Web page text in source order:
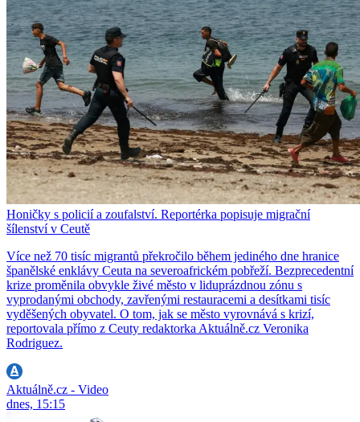
Honičky s policií a zoufalství. Reportérka popisuje migrační
šílenství v Ceutě
Více než 70 tisíc migrantů překročilo během jediného dne hranice
španělské enklávy Ceuta na severoafrickém pobřeží. Bezprecedentní
krize proměnila obvykle živé město v liduprázdnou zónu s
vyprodanými obchody, zavřenými restauracemi a desítkami tisíc
vyděšených obyvatel. O tom, jak se město vyrovnává s krizí,
reportovala přímo z Ceuty redaktorka Aktuálně.cz Veronika
Rodriguez.
Aktuálně.cz - Video
dnes, 15:15